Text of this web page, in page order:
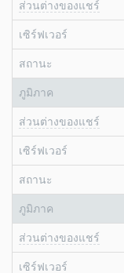
ส่วนต่างของแชร์
เซิร์ฟเวอร์
สถานะ
ภูมิภาค
ส่วนต่างของแชร์
เซิร์ฟเวอร์
สถานะ
ภูมิภาค
ส่วนต่างของแชร์
เซิร์ฟเวอร์